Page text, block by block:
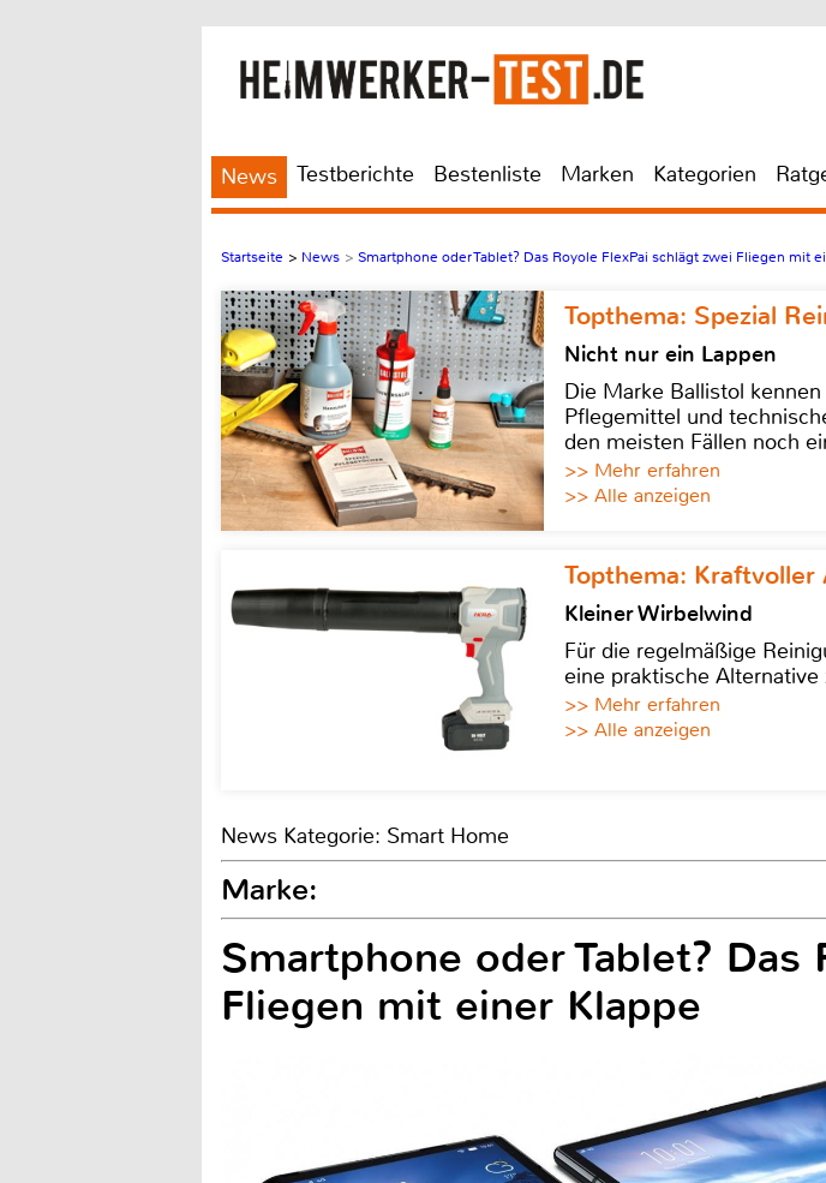
News Testberichte Bestenliste Marken Kategorien
Startseite > News > Smartphone oder Tablet? Das Royole FlexPai schlägt zwei Fliegen mit
Topthema: Spezial
Nicht nur ein Lappen
Die Marke Ballistol
Pflegemittel und
den meisten Fällen noch
>> Mehr erfahren
>> Alle anzeigen
Topthema:
Kleiner Wirbelwind
Für die regelmäßige
eine praktische
>> Mehr erfahren
>> Alle anzeigen
News Kategorie: Smart Home
Marke:
Smartphone oder Tablet?
Fliegen mit einer Klappe